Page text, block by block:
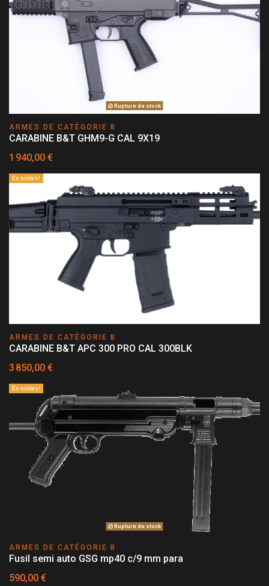
Rupture de stock
ARMES DE CATÉGORIE B
CARABINE B&T GHM9-G CAL 9X19
1 940,00 €
En soldes!
ARMES DE CATÉGORIE B
CARABINE B&T APC 300 PRO CAL 300BLK
3 850,00 €
En soldes!
Rupture de stock
ARMES DE CATÉGORIE B
Fusil semi auto GSG mp40 c/9 mm para
590,00 €